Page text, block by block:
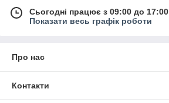
Сьогодні працює з 09:00 до 17:00
Показати весь графік роботи
Про нас
Контакти